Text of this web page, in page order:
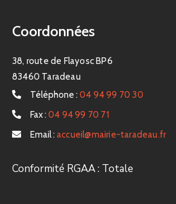
Coordonnées
38, route de Flayosc BP6
83460 Taradeau
Téléphone : 04 94 99 70 30
Fax : 04 94 99 70 71
Email : accueil@mairie-taradeau.fr
Conformité RGAA : Totale